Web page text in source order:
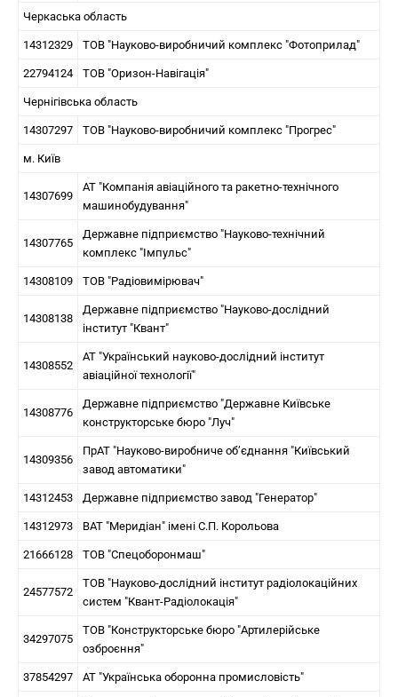
Черкаська область
14312329 ТОВ "Науково-виробничий комплекс "Фотоприлад"
22794124 ТОВ "Оризон-Навігація"
Чернігівська область
14307297 ТОВ "Науково-виробничий комплекс "Прогрес"
м. Київ
14307699
АТ "Компанія авіаційного та ракетно-технічного
машинобудування"
14307765
Державне підприємство "Науково-технічний
комплекс "Імпульс"
14308109 ТОВ "Радіовимірювач"
14308138
Державне підприємство "Науково-дослідний
інститут "Квант"
14308552
АТ "Український науково-дослідний інститут
авіаційної технології"
14308776
Державне підприємство "Державне Київське
конструкторське бюро "Луч"
14309356
ПрАТ "Науково-виробниче об’єднання "Київський
завод автоматики"
14312453 Державне підприємство завод "Генератор"
14312973 ВАТ "Меридіан" імені С.П. Корольова
21666128 ТОВ "Спецоборонмаш"
24577572
ТОВ "Науково-дослідний інститут радіолокаційних
систем "Квант-Радіолокація"
34297075
ТОВ "Конструкторське бюро "Артилерійське
озброєння"
37854297 АТ "Українська оборонна промисловість"